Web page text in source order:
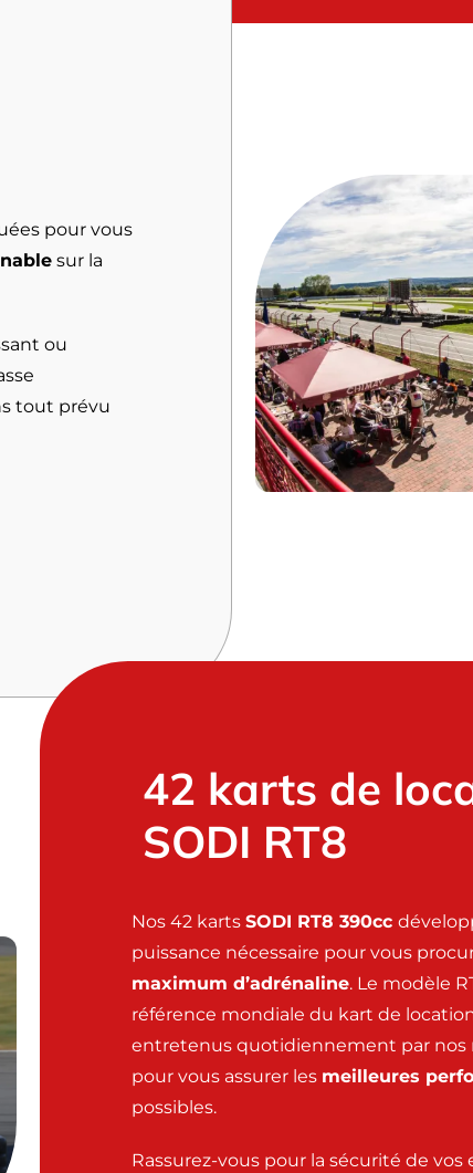
pour vous
sur la
ou
tout prévu
42 karts de
SODI RT8
Nos 42 karts SODI RT8 390cc
puissance nécessaire pour vous
maximum d’adrénaline. Le modèle
référence mondiale du kart de
entretenus quotidiennement par nos
pour vous assurer les meilleures
possibles.
Rassurez-vous pour la sécurité de vos